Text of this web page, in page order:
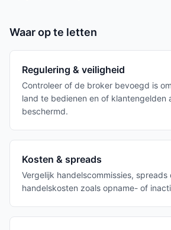
Waar op te letten
Regulering & veiligheid
Controleer of de broker bevoegd is
land te bedienen en of klantengelden
beschermd.
Kosten & spreads
Vergelijk handelscommissies, spreads
handelskosten zoals opname- of